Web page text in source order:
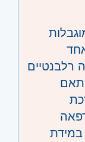
רלבנטיים
במידת